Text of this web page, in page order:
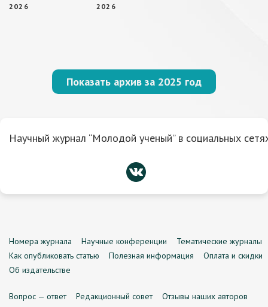
2026
2026
Показать архив за 2025 год
Научный журнал “Молодой ученый” в социальных
Номера журнала Научные конференции
Тематические журналы
Как опубликовать статью
Полезная информация
Оплата и скидки
Об издательстве
Вопрос — ответ Редакционный совет
Отзывы наших авторов